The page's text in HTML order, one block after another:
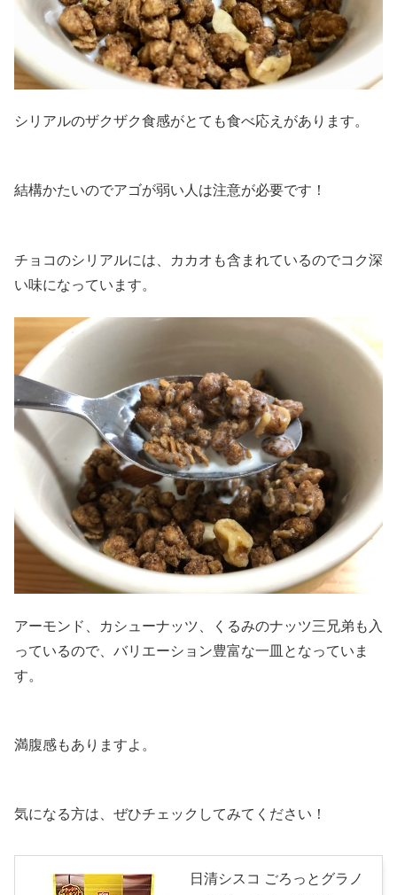
シリアルのザクザク食感がとても食べ応えがあります。
結構かたいのでアゴが弱い人は注意が必要です！
チョコのシリアルには、カカオも含まれているのでコク深
い味になっています。
アーモンド、カシューナッツ、くるみのナッツ三兄弟も入
っているので、バリエーション豊富な一皿となっていま
す。
満腹感もありますよ。
気になる方は、ぜひチェックしてみてください！
日清シスコ ごろっとグラノ